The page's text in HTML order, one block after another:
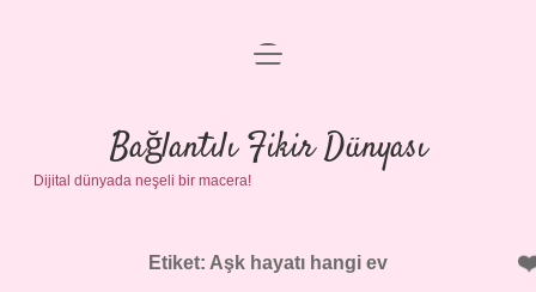
Anasayfa
Gizlilik Politikası
Yasal Uyarı
menüyü
Bağlantılı Fikir Dünyası
Dijital dünyada neşeli bir macera!
Etiket: Aşk hayatı hangi ev